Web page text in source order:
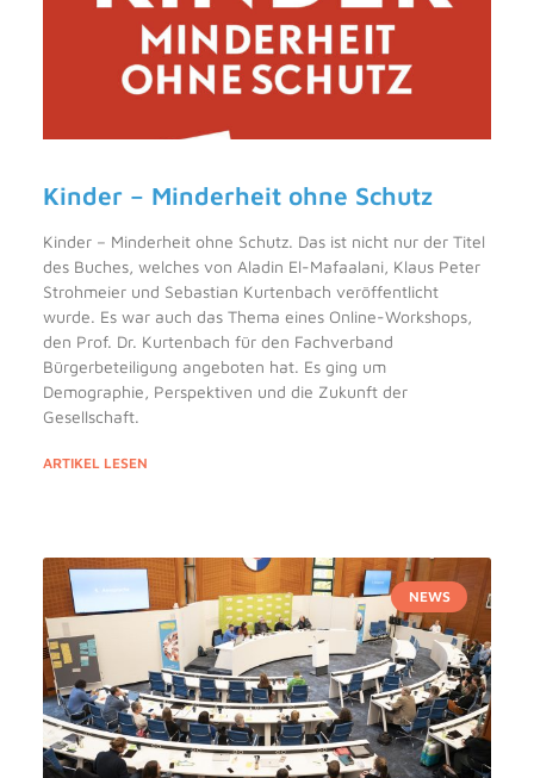
Kinder – Minderheit ohne Schutz
Kinder – Minderheit ohne Schutz. Das ist nicht nur der Titel
des Buches, welches von Aladin El-Mafaalani, Klaus Peter
Strohmeier und Sebastian Kurtenbach veröffentlicht
wurde. Es war auch das Thema eines Online-Workshops,
den Prof. Dr. Kurtenbach für den Fachverband
Bürgerbeteiligung angeboten hat. Es ging um
Demographie, Perspektiven und die Zukunft der
Gesellschaft.
ARTIKEL LESEN
NEWS